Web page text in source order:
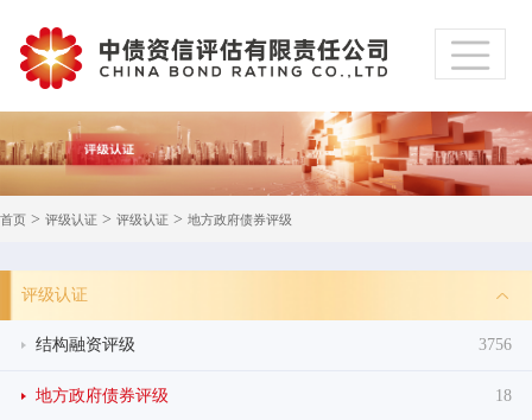
首页 > 评级认证 > 评级认证 > 地方政府债券评级
评级认证
结构融资评级 3756
地方政府债券评级 18